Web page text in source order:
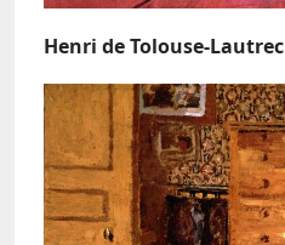
Henri de Tolouse-Lautrec